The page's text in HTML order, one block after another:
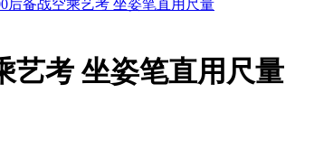
后备战空乘艺考 坐姿笔直用尺量
艺考 坐姿笔直用尺量